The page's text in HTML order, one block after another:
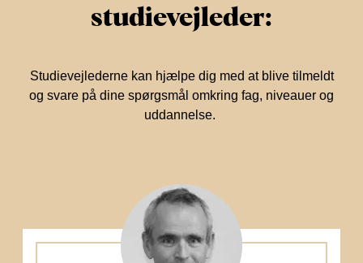
studievejleder:
Studievejlederne kan hjælpe dig med at blive tilmeldt
og svare på dine spørgsmål omkring fag, niveauer og
uddannelse.